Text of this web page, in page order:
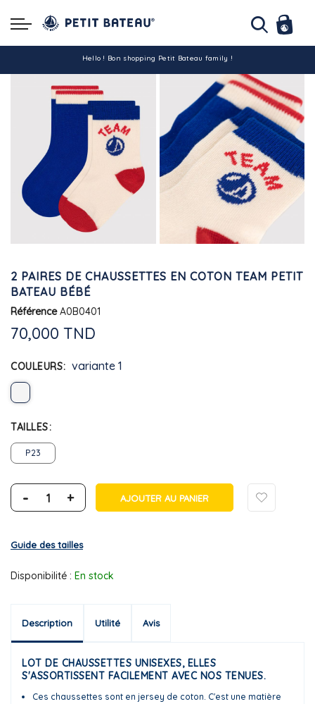
La livraison est assurée partout en Tunisie !
-10% pour tout paiement par carte bancaire (hors promo)
2 PAIRES DE CHAUSSETTES EN COTON TEAM PETIT
BATEAU BÉBÉ
Référence A0B0401
70,000 TND
COULEURS variante 1
TAILLES
P23
- + AJOUTER AU PANIER
Guide des tailles
Disponibilité : En stock
Description Utilité Avis
LOT DE CHAUSSETTES UNISEXES, ELLES
S'ASSORTISSENT FACILEMENT AVEC NOS TENUES.
Ces chaussettes sont en jersey de coton. C'est une matière